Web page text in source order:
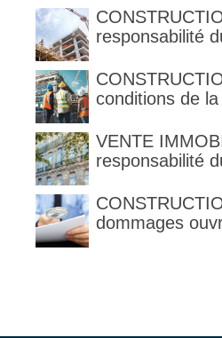
responsabilité
l’architecte
obligation de
conditions de
VENTE
responsabilité
1792 et
dommages